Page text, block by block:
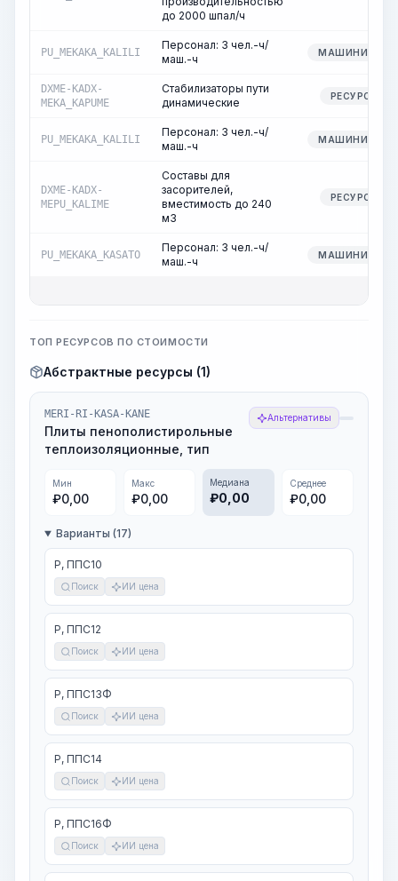
до 2000 шпал/ч
PU_MEKAKA_KALILI
Персонал: 3 чел.-ч/
маш.-ч
МАШИНИСТ
DXME-KADX-
MEKA_KAPUME
Стабилизаторы пути
динамические
РЕСУРС
PU_MEKAKA_KALILI
Персонал: 3 чел.-ч/
маш.-ч
МАШИНИСТ
DXME-KADX-
MEPU_KALIME
Составы для
засорителей,
вместимость до 240
м3
РЕСУРС
PU_MEKAKA_KASATO
Персонал: 3 чел.-ч/
маш.-ч
МАШИНИСТ
ТОП РЕСУРСОВ ПО СТОИМОСТИ
Абстрактные ресурсы (1)
MERI-RI-KASA-KANE
Плиты пенополистирольные
теплоизоляционные, тип
Альтернативы
Мин
₽0,00
Макс
₽0,00
Медиана
₽0,00
Среднее
₽0,00
Варианты (17)
Р, ППС10
Поиск ИИ цена
Р, ППС12
Поиск ИИ цена
Р, ППС13Ф
Поиск ИИ цена
Р, ППС14
Поиск ИИ цена
Р, ППС16Ф
Поиск ИИ цена